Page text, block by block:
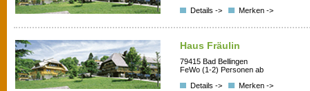
Details ->
Merken ->
Haus Fräulin
79415 Bad Bellingen
FeWo (1-2) Personen ab
Details ->
Merken ->